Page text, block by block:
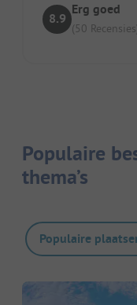
8.9
Erg goed
(50
Populaire
thema’s
Populaire